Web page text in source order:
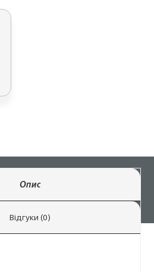
Опис
Відгуки (0)